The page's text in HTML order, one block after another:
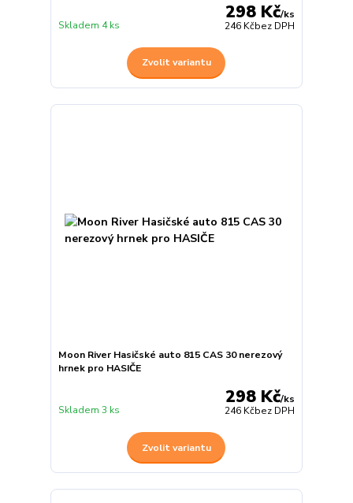
298 Kč/ks
246 Kčbez DPH
Skladem 4 ks
Zvolit variantu
Moon River Hasičské auto 815 CAS 30 nerezový
hrnek pro HASIČE
298 Kč/ks
246 Kčbez DPH
Skladem 3 ks
Zvolit variantu